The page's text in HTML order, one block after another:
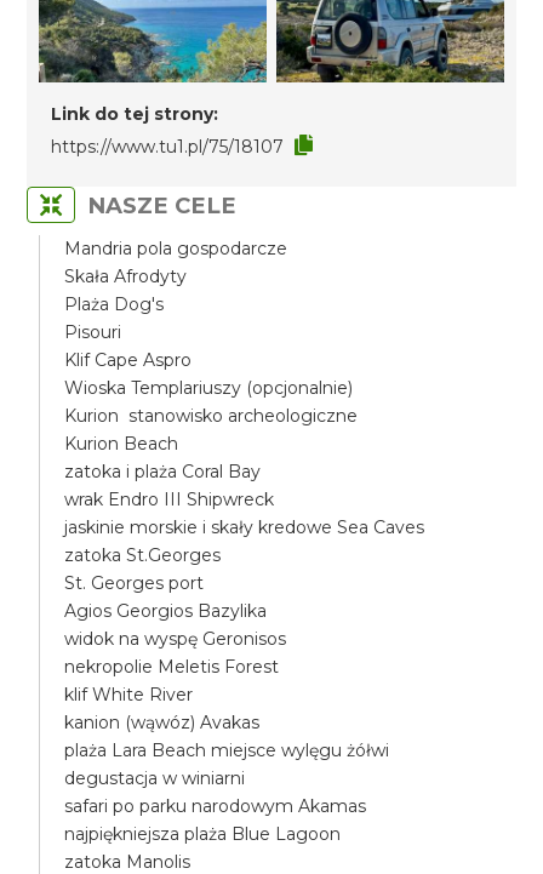
Link do tej strony:
https://www.tu1.pl/75/18107
NASZE CELE
Mandria pola gospodarcze
Skała Afrodyty
Plaża Dog's
Pisouri
Klif Cape Aspro
Wioska Templariuszy (opcjonalnie)
Kurion stanowisko archeologiczne
Kurion Beach
zatoka i plaża Coral Bay
wrak Endro III Shipwreck
jaskinie morskie i skały kredowe Sea Caves
zatoka St.Georges
St. Georges port
Agios Georgios Bazylika
widok na wyspę Geronisos
nekropolie Meletis Forest
klif White River
kanion (wąwóz) Avakas
plaża Lara Beach miejsce wylęgu żółwi
degustacja w winiarni
safari po parku narodowym Akamas
najpiękniejsza plaża Blue Lagoon
zatoka Manolis